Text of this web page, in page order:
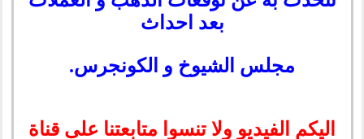
بعد احداث
مجلس الشيوخ و الكونجرس.
اليكم الفيديو ولا تنسوا متابعتنا على قناة